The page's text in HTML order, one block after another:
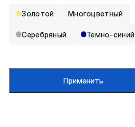
Золотой Многоцветный
Серебряный Темно-синий
Применить